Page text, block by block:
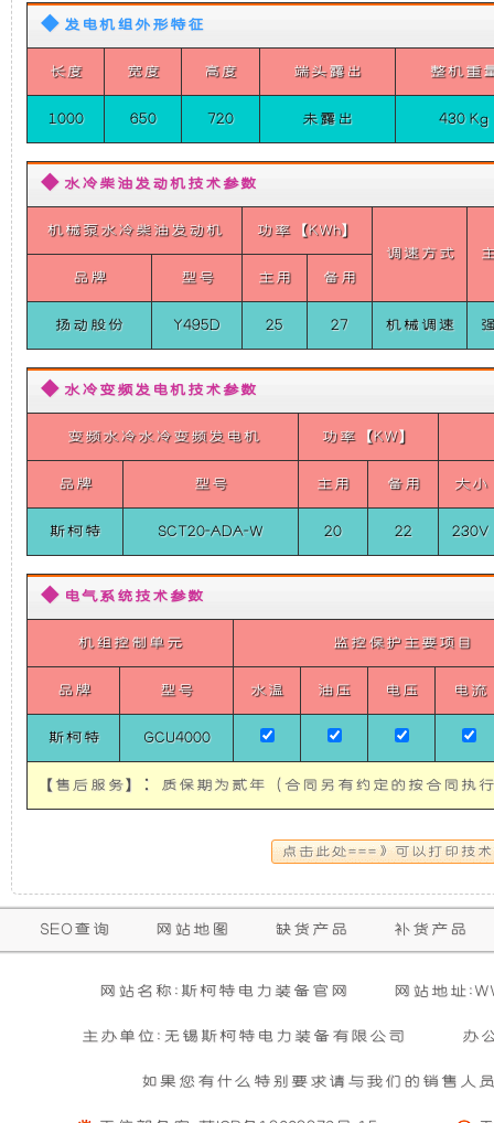
性
能
稳
定，
维
护
保
所
的
超
电
机
其
基
上
了
一
装
置，
使
电
机
隔
音
和
防
50HZ】
20KW
扬
动
柴
油
超
静
音
车
载
发
电
机
组
【分
体
式
变
频
全
水
冷
单
相
50HZ】
20KW
扬
动
柴
油
超
静
音
车
载
发
电
机
组
【分
体
式
变
全
◆ 发电机组外形特征
长度 宽度 高度 端头露出 整机重
1000 650 720 未露出 430 Kg
◆ 水冷柴油发动机技术参数
机械泵水冷柴油发动机
功率【KWh】
调速方式
品牌
型号 主用 备用
扬动股份 Y495D 25 27 机械调速
◆ 水冷变频发电机技术参数
变频水冷水冷变频发电机 功率【KW】
品牌 型号 主用 备用 大小
斯柯特 SCT20-ADA-W 20 22 230V
◆ 电气系统技术参数
机组控制单元 监控保护主要项目
品牌 型号 水温 油压 电压 电流
斯柯特 GCU4000
【售后服务】：质保期为贰年（合同另有约定的按合同
购买本公司产品达到规定金额可获增三滤
活动时间 : 从2026年01月01日 0点0分 2026年12月
购买公司产品，运费减免优惠方案政策
零担运输（运费到付）
所需时间 : 3-4 天 [ 国内 ]
修
SEO查询 网站地图 缺货产品 补货产品
网站名称:斯柯特电力装备官网 网站地址
主办单位:无锡斯柯特电力装备有限公司 办
如果您有什么特别要求请与我们的销售人